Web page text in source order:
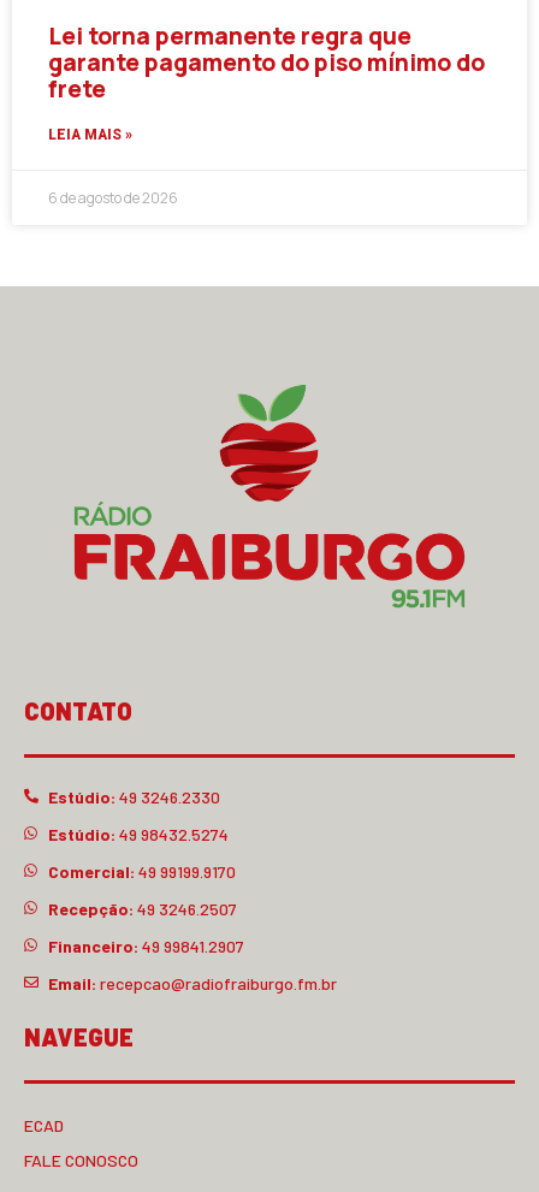
Lei torna permanente regra que
garante pagamento do piso mínimo do
frete
LEIA MAIS »
6 de agosto de 2026
CONTATO
Estúdio: 49 3246.2330
Estúdio: 49 98432.5274
Comercial: 49 99199.9170
Recepção: 49 3246.2507
Financeiro: 49 99841.2907
Email: recepcao@radiofraiburgo.fm.br
NAVEGUE
ECAD
FALE CONOSCO